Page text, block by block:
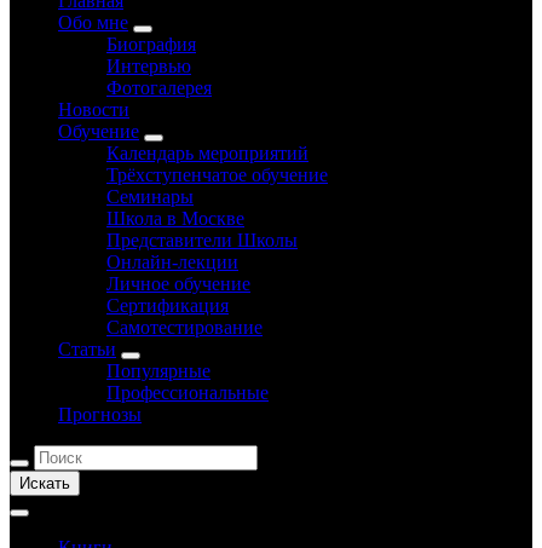
Обо мне
Биография
Интервью
Фотогалерея
Новости
Обучение
Календарь мероприятий
Трёхступенчатое обучение
Семинары
Школа в Москве
Представители Школы
Онлайн-лекции
Личное обучение
Сертификация
Самотестирование
Статьи
Популярные
Профессиональные
Прогнозы
Искать